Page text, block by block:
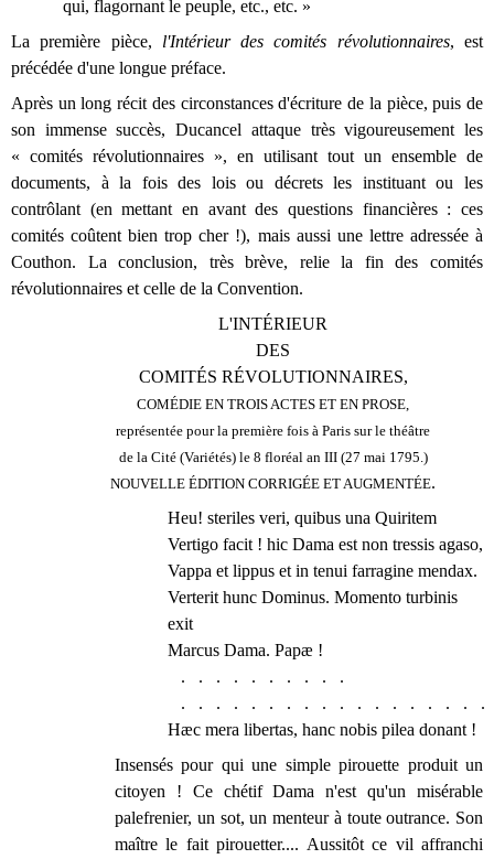
qui, flagornant le peuple, etc., etc. »
La première pièce, l'Intérieur des comités révolutionnaires, est
précédée d'une longue préface.
Après un long récit des circonstances d'écriture de la pièce, puis de
son immense succès, Ducancel attaque très vigoureusement les
« comités révolutionnaires », en utilisant tout un ensemble de
documents, à la fois des lois ou décrets les instituant ou les
contrôlant (en mettant en avant des questions financières : ces
comités coûtent bien trop cher !), mais aussi une lettre adressée à
Couthon. La conclusion, très brève, relie la fin des comités
révolutionnaires et celle de la Convention.
L'INTÉRIEUR
DES
COMITÉS RÉVOLUTIONNAIRES,
COMÉDIE EN TROIS ACTES ET EN PROSE,
représentée pour la première fois à Paris sur le théâtre
de la Cité (Variétés) le 8 floréal an III (27 mai 1795.)
NOUVELLE ÉDITION CORRIGÉE ET AUGMENTÉE.
Heu! steriles veri, quibus una Quiritem
Vertigo facit ! hic Dama est non tressis agaso,
Vappa et lippus et in tenui farragine mendax.
Verterit hunc Dominus. Momento turbinis
exit
Marcus Dama. Papæ !
. . . . . . . . . .
. . . . . . . . . . . . . . . . . .
Hæc mera libertas, hanc nobis pilea donant !
Insensés pour qui une simple pirouette produit un
citoyen ! Ce chétif Dama n'est qu'un misérable
palefrenier, un sot, un menteur à toute outrance. Son
maître le fait pirouetter.... Aussitôt ce vil affranchi